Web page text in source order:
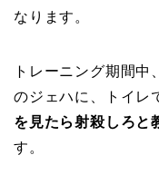
なります。
トレーニング期間
のジェハに、トイレ
を見たら射殺しろと
す。